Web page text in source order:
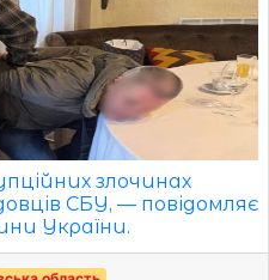
злочинах
СБУ, — повідомляє
України.